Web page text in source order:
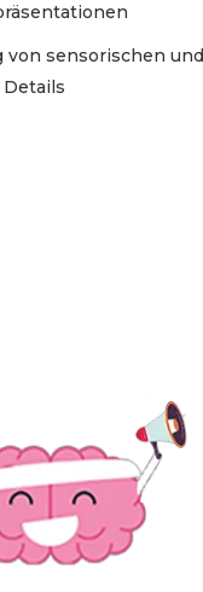
von sensorischen und